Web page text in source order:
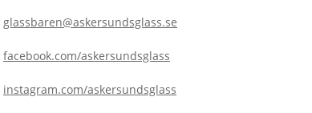
glassbaren@askersundsglass.se
facebook.com/askersundsglass
instagram.com/askersundsglass